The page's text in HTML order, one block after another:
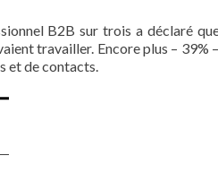
B2B sur trois a déclaré
travailler. Encore plus – 39%
et de contacts.